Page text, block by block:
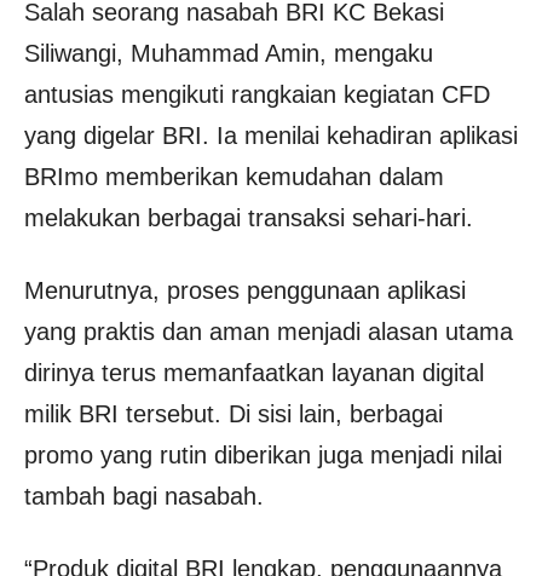
Salah seorang nasabah BRI KC Bekasi
Siliwangi, Muhammad Amin, mengaku
antusias mengikuti rangkaian kegiatan CFD
yang digelar BRI. Ia menilai kehadiran aplikasi
BRImo memberikan kemudahan dalam
melakukan berbagai transaksi sehari-hari.
Menurutnya, proses penggunaan aplikasi
yang praktis dan aman menjadi alasan utama
dirinya terus memanfaatkan layanan digital
milik BRI tersebut. Di sisi lain, berbagai
promo yang rutin diberikan juga menjadi nilai
tambah bagi nasabah.
“Produk digital BRI lengkap, penggunaannya